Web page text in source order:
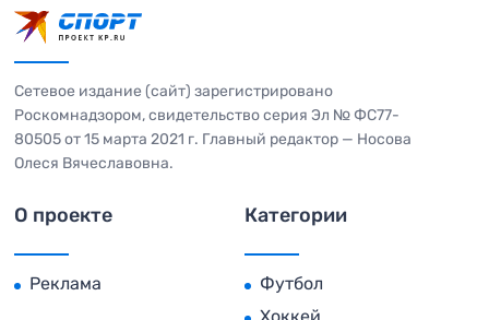
Сетевое издание (сайт) зарегистрировано
Роскомнадзором, свидетельство серия Эл № ФС77-
80505 от 15 марта 2021 г. Главный редактор — Носова
Олеся Вячеславовна.
О проекте
Реклама
Категории
Футбол